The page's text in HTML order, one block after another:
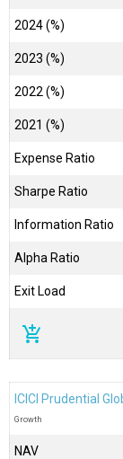
2024 (%)
2023 (%)
2022 (%)
2021 (%)
Expense Ratio
Sharpe Ratio
Information Ratio
Alpha Ratio
Exit Load
add_shopping_cart
ICICI Prudential
Growth
NAV